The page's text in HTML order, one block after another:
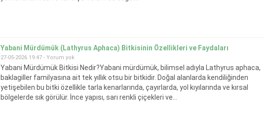
Yabani Mürdümük (Lathyrus Aphaca) Bitkisinin Özellikleri ve Faydaları
27-05-2026 19:47 - Yorum yok
Yabani Mürdümük Bitkisi Nedir?Yabani mürdümük, bilimsel adıyla Lathyrus aphaca,
baklagiller familyasına ait tek yıllık otsu bir bitkidir. Doğal alanlarda kendiliğinden
yetişebilen bu bitki özellikle tarla kenarlarında, çayırlarda, yol kıyılarında ve kırsal
bölgelerde sık görülür. İnce yapısı, sarı renkli çiçekleri ve...